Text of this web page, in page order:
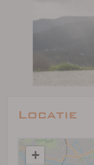
Locatie
+